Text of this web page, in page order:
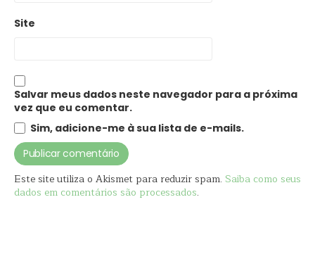
Site
Salvar meus dados neste navegador para a próxima
vez que eu comentar.
Sim, adicione-me à sua lista de e-mails.
Este site utiliza o Akismet para reduzir spam. Saiba como seus
dados em comentários são processados.